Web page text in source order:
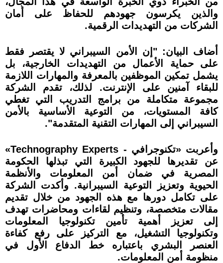
والذين يكرسون جهودهم للحفاظ على أمان
الشركات من التهديدات الرقمية.
أضاف البيان: "إن الأمن السيبراني لا يقتصر فقط
على حماية الأعمال من التهديدات الخارجية، بل
يشمل تمكين الموظفين بالمعرفة والمهارات اللازمة
للبقاء آمنين على الإنترنت. لذلك، تقدم الشركة
مجموعة متكاملة من برامج التدريب التي تغطي
كافة المستويات، من التوعية الأساسية بالأمن
السيبراني إلى المهارات التقنية المتقدمة".
وأعربت «تكنوجرافي - Technography Experts»
عن تقديرها للجهود الكبيرة التي تبذلها الحكومة
المصرية في ضمان أمن المعلومات والأنظمة
الحيوية وتعزيز التوعية السيبرانية. وأكدت الشركة
على تكامل دورها مع هذه الجهود من خلال تقديم
مقالات متخصصة، وتنظيم لقاءات ومحاضرات تهدف
إلى تعزيز أهمية تأمين تكنولوجيا المعلومات
وتكنولوجيا التشغيل، مع التركيز على رفع كفاءة
العنصر البشري باعتباره خط الدفاع الأول في
منظومة أمن المعلومات.